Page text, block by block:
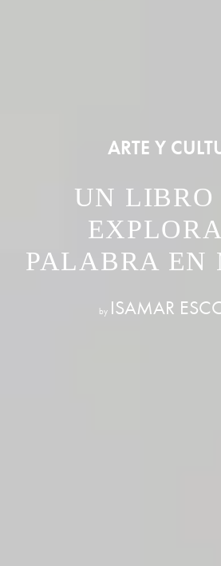
ARTE Y
UN LIBRO
PALABRA EN
by ISAMAR